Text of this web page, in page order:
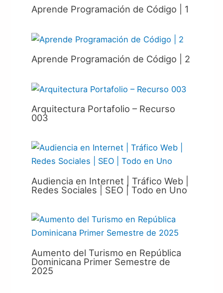
Aprende Programación de Código | 1
Aprende Programación de Código | 2
Arquitectura Portafolio – Recurso
003
Audiencia en Internet | Tráfico Web |
Redes Sociales | SEO | Todo en Uno
Aumento del Turismo en República
Dominicana Primer Semestre de
2025